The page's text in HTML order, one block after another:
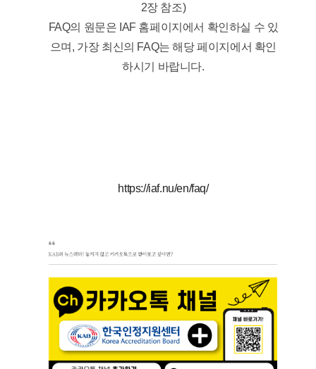
2장 참조)
FAQ의 원문은 IAF 홈페이지에서 확인하실 수 있
으며, 가장 최신의 FAQ는 해당 페이지에서 확인
하시기 바랍니다.
https://iaf.nu/en/faq/